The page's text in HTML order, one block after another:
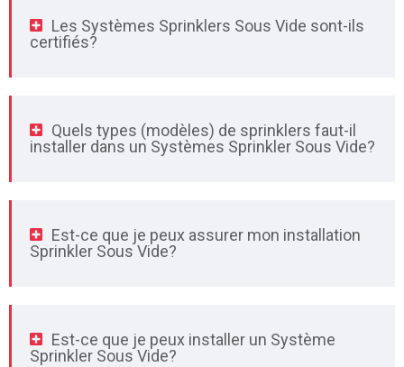
Les Systèmes Sprinklers Sous Vide sont-ils
certifiés?
Quels types (modèles) de sprinklers faut-il
installer dans un Systèmes Sprinkler Sous Vide?
Est-ce que je peux assurer mon installation
Sprinkler Sous Vide?
Est-ce que je peux installer un Système
Sprinkler Sous Vide?